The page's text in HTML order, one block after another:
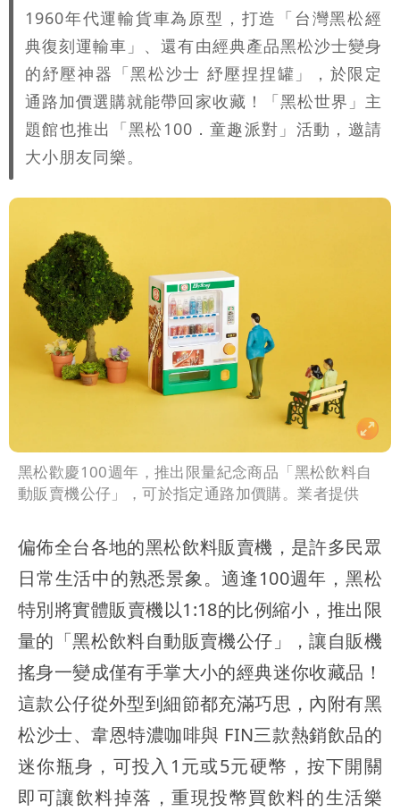
1960年代運輸貨車為原型，打造「台灣黑松經
典復刻運輸車」、還有由經典產品黑松沙士變身
的紓壓神器「黑松沙士 紓壓捏捏罐」，於限定
通路加價選購就能帶回家收藏！「黑松世界」主
題館也推出「黑松100．童趣派對」活動，邀請
大小朋友同樂。
黑松歡慶100週年，推出限量紀念商品「黑松飲料自
動販賣機公仔」，可於指定通路加價購。業者提供
偏佈全台各地的黑松飲料販賣機，是許多民眾
日常生活中的熟悉景象。適逢100週年，黑松
特別將實體販賣機以1:18的比例縮小，推出限
量的「黑松飲料自動販賣機公仔」，讓自販機
搖身一變成僅有手掌大小的經典迷你收藏品！
這款公仔從外型到細節都充滿巧思，內附有黑
松沙士、韋恩特濃咖啡與 FIN三款熱銷飲品的
迷你瓶身，可投入1元或5元硬幣，按下開關
即可讓飲料掉落，重現投幣買飲料的生活樂